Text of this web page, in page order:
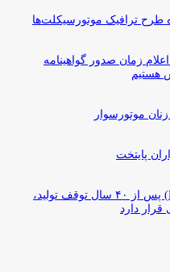
طرح ترافیک موتورسیکلت‌ها
زمان صدور گواهینامه
هستیم
موتورسوار
پایتخت
برند قدیمی موربیدلی (Morbidelli) پس از ۴۰ سال توقف تولید،
دارد